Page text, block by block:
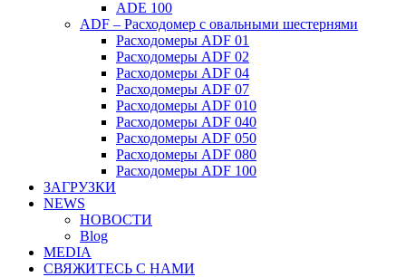
ADE 100
ADF – Расходомер с овальными шестернями
Расходомеры ADF 01
Расходомеры ADF 02
Расходомеры ADF 04
Расходомеры ADF 07
Расходомеры ADF 010
Расходомеры ADF 040
Расходомеры ADF 050
Расходомеры ADF 080
Расходомеры ADF 100
ЗАГРУЗКИ
NEWS
НОВОСТИ
Blog
MEDIA
СВЯЖИТЕСЬ С НАМИ